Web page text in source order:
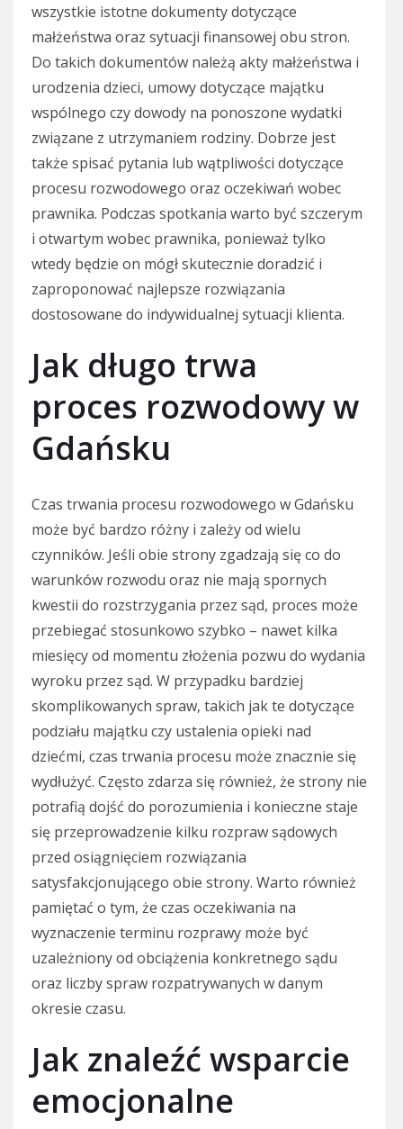
wszystkie istotne dokumenty dotyczące
małżeństwa oraz sytuacji finansowej obu stron.
Do takich dokumentów należą akty małżeństwa i
urodzenia dzieci, umowy dotyczące majątku
wspólnego czy dowody na ponoszone wydatki
związane z utrzymaniem rodziny. Dobrze jest
także spisać pytania lub wątpliwości dotyczące
procesu rozwodowego oraz oczekiwań wobec
prawnika. Podczas spotkania warto być szczerym
i otwartym wobec prawnika, ponieważ tylko
wtedy będzie on mógł skutecznie doradzić i
zaproponować najlepsze rozwiązania
dostosowane do indywidualnej sytuacji klienta.
Jak długo trwa
proces rozwodowy w
Gdańsku
Czas trwania procesu rozwodowego w Gdańsku
może być bardzo różny i zależy od wielu
czynników. Jeśli obie strony zgadzają się co do
warunków rozwodu oraz nie mają spornych
kwestii do rozstrzygania przez sąd, proces może
przebiegać stosunkowo szybko – nawet kilka
miesięcy od momentu złożenia pozwu do wydania
wyroku przez sąd. W przypadku bardziej
skomplikowanych spraw, takich jak te dotyczące
podziału majątku czy ustalenia opieki nad
dziećmi, czas trwania procesu może znacznie się
wydłużyć. Często zdarza się również, że strony nie
potrafią dojść do porozumienia i konieczne staje
się przeprowadzenie kilku rozpraw sądowych
przed osiągnięciem rozwiązania
satysfakcjonującego obie strony. Warto również
pamiętać o tym, że czas oczekiwania na
wyznaczenie terminu rozprawy może być
uzależniony od obciążenia konkretnego sądu
oraz liczby spraw rozpatrywanych w danym
okresie czasu.
Jak znaleźć wsparcie
emocjonalne